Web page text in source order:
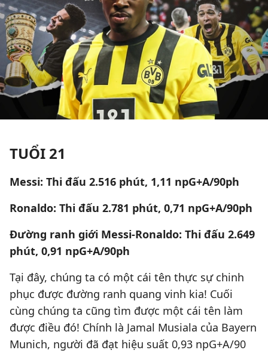
TUỔI 21
Messi: Thi đấu 2.516 phút, 1,11 npG+A/90ph
Ronaldo: Thi đấu 2.781 phút, 0,71 npG+A/90ph
Đường ranh giới Messi-Ronaldo: Thi đấu 2.649
phút, 0,91 npG+A/90ph
Tại đây, chúng ta có một cái tên thực sự chinh
phục được đường ranh quang vinh kia! Cuối
cùng chúng ta cũng tìm được một cái tên làm
được điều đó! Chính là Jamal Musiala của Bayern
Munich, người đã đạt hiệu suất 0,93 npG+A/90